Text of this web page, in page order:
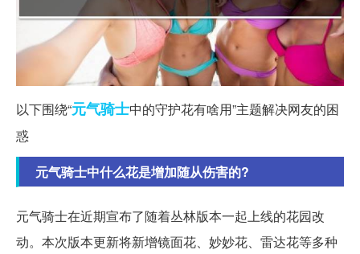
以下围绕“元气骑士中的守护花有啥用”主题解决网友的困
惑
元气骑士中什么花是增加随从伤害的?
元气骑士在近期宣布了随着丛林版本一起上线的花园改
动。本次版本更新将新增镜面花、妙妙花、雷达花等多种